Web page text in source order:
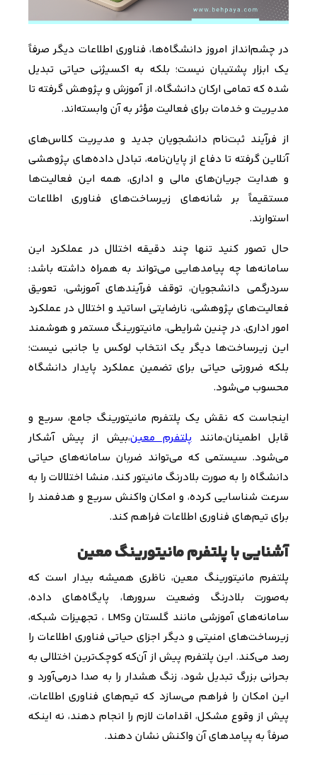
در چشم‌انداز امروز دانشگاه‌ها، فناوری اطلاعات دیگر صرفاً
یک ابزار پشتیبان نیست؛ بلکه به اکسیژنی حیاتی تبدیل
شده که تمامی ارکان دانشگاه، از آموزش و پژوهش گرفته تا
مدیریت و خدمات برای فعالیت مؤثر به آن وابسته‌اند.
از فرآیند ثبت‌نام دانشجویان جدید و مدیریت کلاس‌های
آنلاین گرفته تا دفاع از پایان‌نامه، تبادل داده‌های پژوهشی
و هدایت جریان‌های مالی و اداری، همه این فعالیت‌ها
مستقیماً بر شانه‌های زیرساخت‌های فناوری اطلاعات
استوارند.
حال تصور کنید تنها چند دقیقه اختلال در عملکرد این
سامانه‌ها چه پیامدهایی می‌تواند به همراه داشته باشد:
سردرگمی دانشجویان، توقف فرآیندهای آموزشی، تعویق
فعالیت‌های پژوهشی، نارضایتی اساتید و اختلال در عملکرد
امور اداری. در چنین شرایطی، مانیتورینگ مستمر و هوشمند
این زیرساخت‌ها دیگر یک انتخاب لوکس یا جانبی نیست؛
بلکه ضرورتی حیاتی برای تضمین عملکرد پایدار دانشگاه
محسوب می‌شود.
اینجاست که نقش یک پلتفرم مانیتورینگ جامع، سریع و
قابل اطمینان،مانندپلتفرم معین،بیش از پیش آشکار
می‌شود. سیستمی که می‌تواند ضربان سامانه‌های حیاتی
دانشگاه را به صورت بلادرنگ مانیتور کند، منشا اختلالات را به
سرعت شناسایی کرده، و امکان واکنش سریع و هدفمند را
برای تیم‌های فناوری اطلاعات فراهم کند.
آشنایی با پلتفرم مانیتورینگ معین
پلتفرم مانیتورینگ معین، ناظری همیشه‌ بیدار است که
به‌صورت بلادرنگ وضعیت سرورها، پایگاه‌های داده،
سامانه‌های آموزشی مانند گلستان وLMS ، تجهیزات شبکه،
زیرساخت‌های امنیتی و دیگر اجزای حیاتی فناوری اطلاعات را
رصد می‌کند. این پلتفرم پیش از آن‌که کوچک‌ترین اختلالی به
بحرانی بزرگ تبدیل شود، زنگ هشدار را به صدا درمی‌آورد و
این امکان را فراهم می‌سازد که تیم‌های فناوری اطلاعات،
پیش از وقوع مشکل، اقدامات لازم را انجام دهند، نه اینکه
صرفاً به پیامدهای آن واکنش نشان دهند.